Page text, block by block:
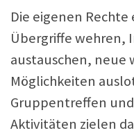
Die eigenen
Übergriffe wehren,
austauschen, neue
Möglichkeiten
Gruppentreffen
Aktivitäten zielen